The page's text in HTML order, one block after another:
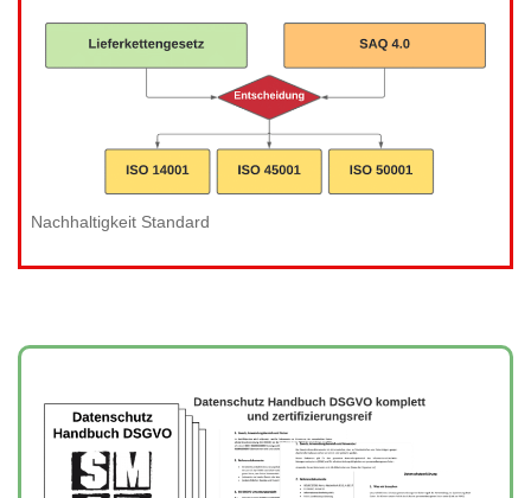
Nachhaltigkeit Standard